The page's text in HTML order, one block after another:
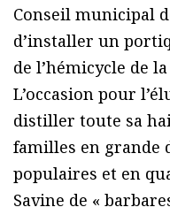
Conseil municipal
d’installer un
de l’hémicycle de
L’occasion pour
distiller toute sa
familles en grande
populaires et en
Savine de «